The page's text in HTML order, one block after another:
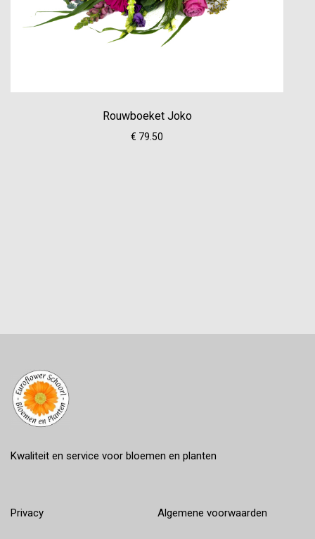
Rouwboeket Joko
€ 79.50
Kwaliteit en service voor bloemen en planten
Privacy Algemene voorwaarden